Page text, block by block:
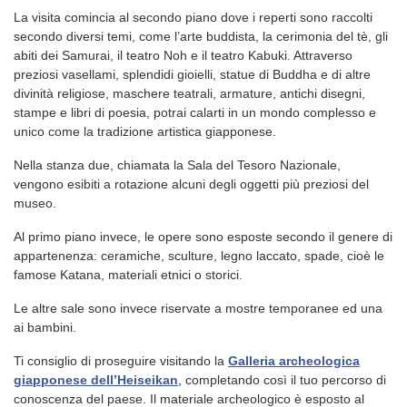
La visita comincia al secondo piano dove i reperti sono raccolti
secondo diversi temi, come l’arte buddista, la cerimonia del tè, gli
abiti dei Samurai, il teatro Noh e il teatro Kabuki. Attraverso
preziosi vasellami, splendidi gioielli, statue di Buddha e di altre
divinità religiose, maschere teatrali, armature, antichi disegni,
stampe e libri di poesia, potrai calarti in un mondo complesso e
unico come la tradizione artistica giapponese.
Nella stanza due, chiamata la Sala del Tesoro Nazionale,
vengono esibiti a rotazione alcuni degli oggetti più preziosi del
museo.
Al primo piano invece, le opere sono esposte secondo il genere di
appartenenza: ceramiche, sculture, legno laccato, spade, cioè le
famose Katana, materiali etnici o storici.
Le altre sale sono invece riservate a mostre temporanee ed una
ai bambini.
Ti consiglio di proseguire visitando la Galleria archeologica
giapponese dell’Heiseikan , completando così il tuo percorso di
conoscenza del paese. Il materiale archeologico è esposto al